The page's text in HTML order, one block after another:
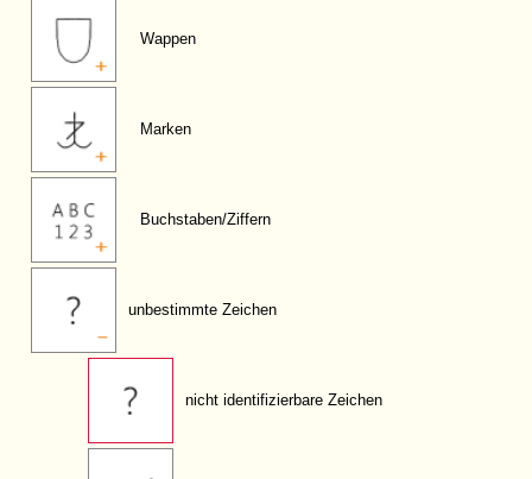
Wappen
Marken
Buchstaben/Ziffern
unbestimmte Zeichen
nicht identifizierbare Zeichen